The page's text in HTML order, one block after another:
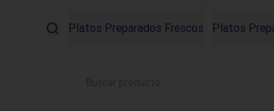
Platos Preparados Frescos Platos